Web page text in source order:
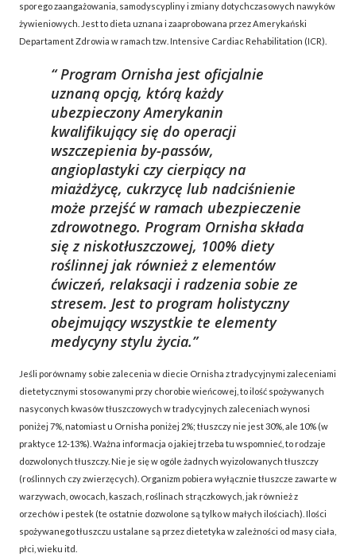
sporego zaangażowania, samodyscypliny i zmiany dotychczasowych nawyków
żywieniowych. Jest to dieta uznana i zaaprobowana przez Amerykański
Departament Zdrowia w ramach tzw. Intensive Cardiac Rehabilitation (ICR).
Program Ornisha jest oficjalnie
uznaną opcją, którą każdy
ubezpieczony Amerykanin
kwalifikujący się do operacji
wszczepienia by-passów,
angioplastyki czy cierpiący na
miażdżycę, cukrzycę lub nadciśnienie
może przejść w ramach ubezpieczenie
zdrowotnego. Program Ornisha składa
się z niskotłuszczowej, 100% diety
roślinnej jak również z elementów
ćwiczeń, relaksacji i radzenia sobie ze
stresem. Jest to program holistyczny
obejmujący wszystkie te elementy
medycyny stylu życia.
Jeśli porównamy sobie zalecenia w diecie Ornisha z tradycyjnymi zaleceniami
dietetycznymi stosowanymi przy chorobie wieńcowej, to ilość spożywanych
nasyconych kwasów tłuszczowych w tradycyjnych zaleceniach wynosi
poniżej 7%, natomiast u Ornisha poniżej 2%; tłuszczy nie jest 30%, ale 10% (w
praktyce 12-13%). Ważna informacja o jakiej trzeba tu wspomnieć, to rodzaje
dozwolonych tłuszczy. Nie je się w ogóle żadnych wyizolowanych tłuszczy
(roślinnych czy zwierzęcych). Organizm pobiera wyłącznie tłuszcze zawarte w
warzywach, owocach, kaszach, roślinach strączkowych, jak również z
orzechów i pestek (te ostatnie dozwolone są tylko w małych ilościach). Ilości
spożywanego tłuszczu ustalane są przez dietetyka w zależności od masy ciała,
płci, wieku itd.